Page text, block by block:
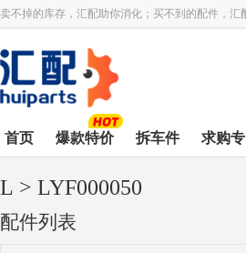
卖不掉的库存，汇配助你消化；买不到的配件，汇
首页 爆款特价 拆车件 求购
L > LYF000050
配件列表